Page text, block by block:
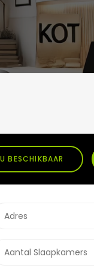
BESCHIKBAAR